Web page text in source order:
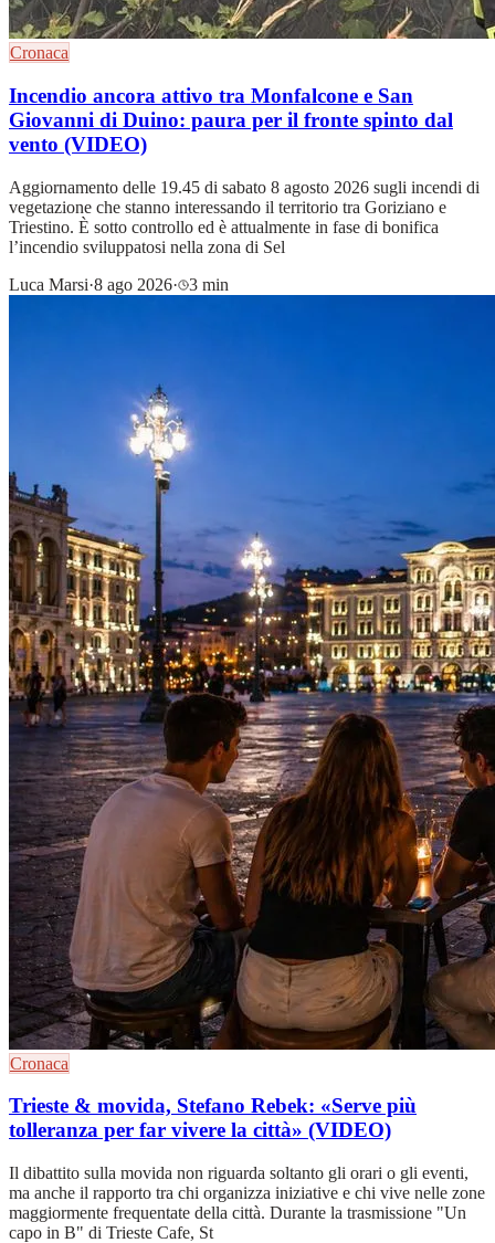
Cronaca
Incendio ancora attivo tra Monfalcone e San
Giovanni di Duino: paura per il fronte spinto dal
vento (VIDEO)
Aggiornamento delle 19.45 di sabato 8 agosto 2026 sugli incendi di
vegetazione che stanno interessando il territorio tra Goriziano e
Triestino. È sotto controllo ed è attualmente in fase di bonifica
l’incendio sviluppatosi nella zona di Sel
Luca Marsi·8 ago 2026· 3 min
Cronaca
Trieste & movida, Stefano Rebek: «Serve più
tolleranza per far vivere la città» (VIDEO)
Il dibattito sulla movida non riguarda soltanto gli orari o gli eventi,
ma anche il rapporto tra chi organizza iniziative e chi vive nelle zone
maggiormente frequentate della città. Durante la trasmissione "Un
capo in B" di Trieste Cafe, St